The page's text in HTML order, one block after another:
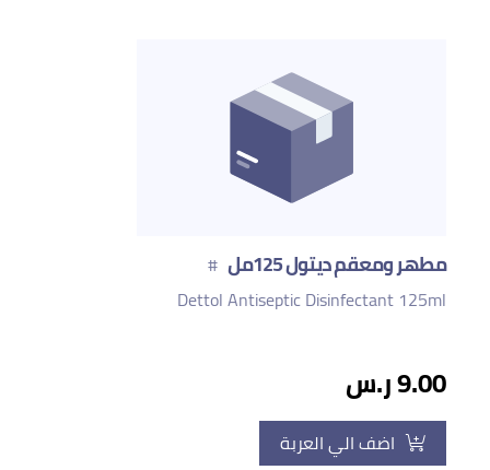
مطهر ومعقم ديتول 125مل
#
Dettol Antiseptic Disinfectant 125ml
9.00 ر.س
اضف الي العربة